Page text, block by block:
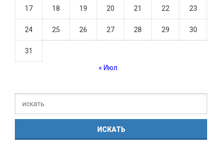
17 18 19 20 21 22 23
24 25 26 27 28 29 30
31
« Июл